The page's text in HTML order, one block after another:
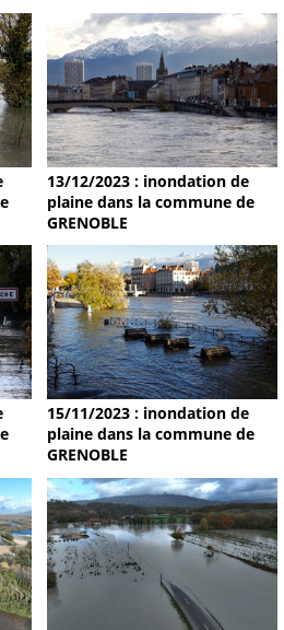
13/12/2023 : inondation de
plaine dans la commune de
GRENOBLE
15/11/2023 : inondation de
plaine dans la commune de
GRENOBLE